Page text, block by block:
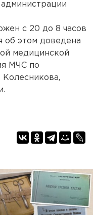
с 20 до 8 часов
об этом доведена
медицинской
МЧС по